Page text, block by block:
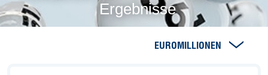
Ergebnisse
EUROMILLIONEN